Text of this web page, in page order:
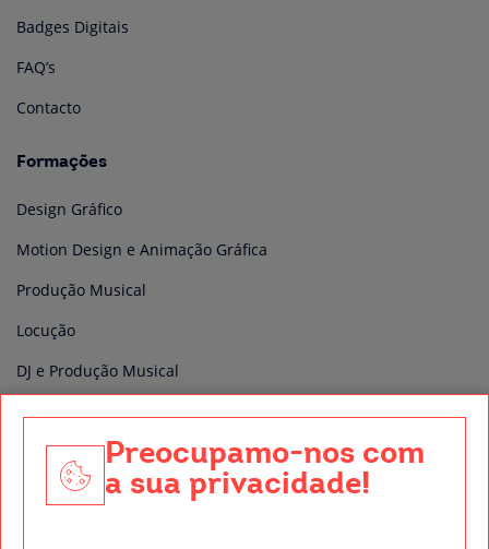
Badges Digitais
FAQ’s
Contacto
Formações
Design Gráfico
Motion Design e Animação Gráfica
Produção Musical
Locução
DJ e Produção Musical
Produção Audiovisual
Técnico de Som
Preocupamo-nos com
a sua privacidade!